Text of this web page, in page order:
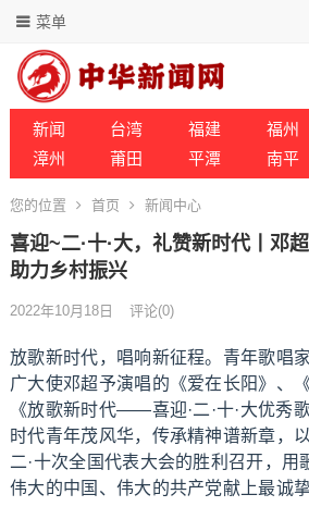
菜单
新闻 台湾 福建 福州
漳州
莆田 平潭 南平
您的位置 首页 新闻中心
喜迎~二·十·大，礼赞新时代丨邓
助力乡村振兴
2022年10月18日 评论(0)
放歌新时代，唱响新征程。青年歌唱
广大使邓超予演唱的《爱在长阳》、
《放歌新时代——喜迎·二·十·大优秀
时代青年茂风华，传承精神谱新章，
二·十次全国代表大会的胜利召开，用
伟大的中国、伟大的共产党献上最诚挚